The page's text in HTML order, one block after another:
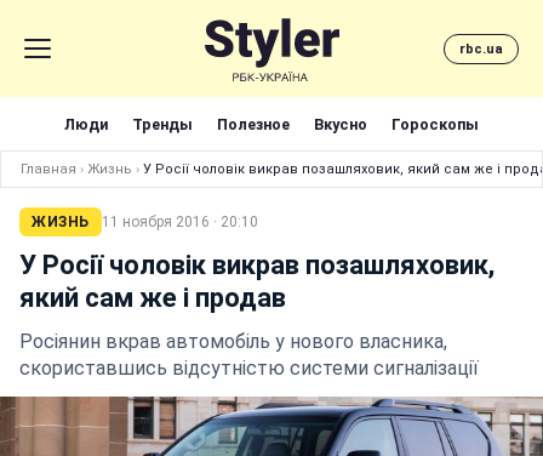
rbc.ua
Люди Тренды Полезное Вкусно Гороскопы
Главная › Жизнь › У Росії чоловік викрав позашляховик, який сам же і
ЖИЗНЬ 11 ноября 2016 · 20:10
У Росії чоловік викрав позашляховик,
який сам же і продав
Росіянин вкрав автомобіль у нового власника,
скориставшись відсутністю системи сигналізації